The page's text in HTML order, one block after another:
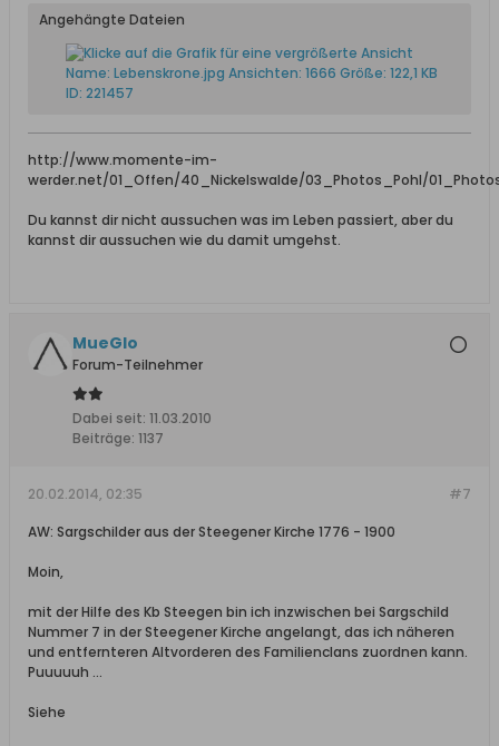
Angehängte Dateien
http://www.momente-im-
werder.net/01_Offen/40_Nickelswalde/03_Photos_Pohl/
Du kannst dir nicht aussuchen was im Leben passiert, aber du
kannst dir aussuchen wie du damit umgehst.
MueGlo
Forum-Teilnehmer
Dabei seit: 11.03.2010
Beiträge: 1137
#7
20.02.2014, 02:35
AW: Sargschilder aus der Steegener Kirche 1776 - 1900
Moin,
mit der Hilfe des Kb Steegen bin ich inzwischen bei Sargschild
Nummer 7 in der Steegener Kirche angelangt, das ich näheren
und entfernteren Altvorderen des Familienclans zuordnen kann.
Puuuuuh ...
Siehe